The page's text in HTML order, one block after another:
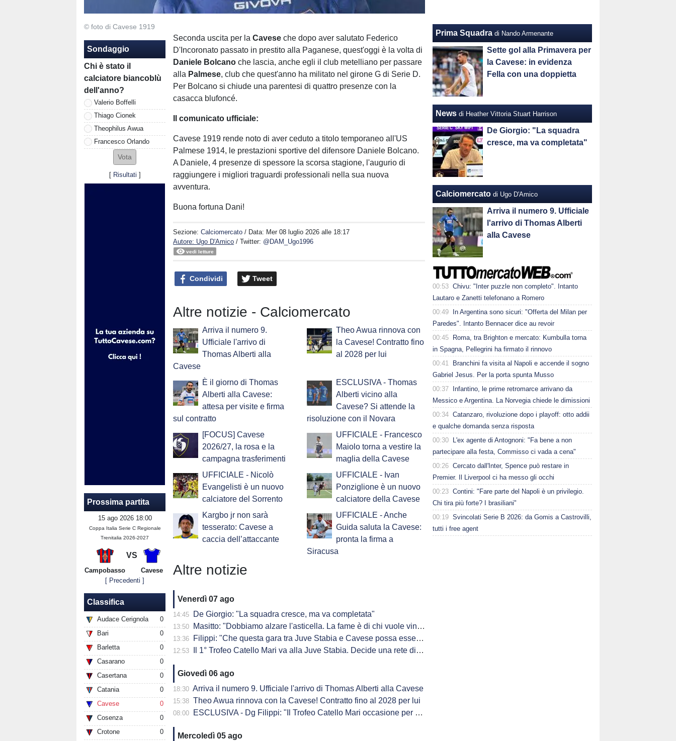
© foto di Cavese 1919
Sondaggio
Chi è stato il
calciatore biancoblù
dell'anno?
Valerio Boffelli
Thiago Cionek
Theophilus Awua
Francesco Orlando
[ Risultati ]
Prossima partita
15 ago 2026 18:00
Coppa Italia Serie C Regionale
Trenitalia 2026-2027
VS
Campobasso
Cavese
[ Precedenti ]
Classifica
Audace Cerignola
0
Bari
0
Barletta
0
Casarano
0
Casertana
0
Catania
0
Cavese
0
Cosenza
0
Crotone
0
Seconda uscita per laCavese che dopo aver salutato Federico
D'Incoronato passato in prestito alla Paganese, quest'oggi è la volta di
Daniele Bolcano che lascia, anche egli il club metelliano per passare
alla Palmese, club che quest'anno ha militato nel girone G di Serie D.
Per Bolcano si chiude una parentesi di quattro presenze con la
casacca blufoncé.
Il comunicato ufficiale:
Cavese 1919 rende noto di aver ceduto a titolo temporaneo all'US
Palmese 1914, le prestazioni sportive del difensore Daniele Bolcano.
A Daniele, 4 presenze di spessore la scorsa stagione, l'augurio di
raggiungere i migliori traguardi professionali nella sua nuova
avventura.
Buona fortuna Dani!
Sezione:Calciomercato / Data: Mer 08 luglio 2026 alle 18:17
Autore: Ugo D'Amico / Twitter: @DAM_Ugo1996
vedi letture
Condividi Tweet
Altre notizie - Calciomercato
Arriva il numero 9.
Ufficiale l'arrivo di
Thomas Alberti alla
Cavese
Theo Awua rinnova con
la Cavese! Contratto fino
al 2028 per lui
È il giorno di Thomas
Alberti alla Cavese:
attesa per visite e firma
sul contratto
ESCLUSIVA - Thomas
Alberti vicino alla
Cavese? Si attende la
risoluzione con il Novara
[FOCUS] Cavese
2026/27, la rosa e la
campagna trasferimenti
UFFICIALE - Francesco
Maiolo torna a vestire la
maglia della Cavese
UFFICIALE - Nicolò
Evangelisti è un nuovo
calciatore del Sorrento
UFFICIALE - Ivan
Ponziglione è un nuovo
calciatore della Cavese
Kargbo jr non sarà
tesserato: Cavese a
caccia dell’attaccante
UFFICIALE - Anche
Guida saluta la Cavese:
pronta la firma a
Siracusa
Altre notizie
Venerdì 07 ago
14:45 De Giorgio: "La squadra cresce, ma va completata"
13:50 Masitto: "Dobbiamo alzare l'asticella. La fame è di chi vuole vincere"
13:36 Filippi: "Che questa gara tra Juve Stabia e Cavese possa essere un spot per il futuro"
12:53 Il 1° Trofeo Catello Mari va alla Juve Stabia. Decide una rete di Sandrucci
Giovedì 06 ago
18:30 Arriva il numero 9. Ufficiale l'arrivo di Thomas Alberti alla Cavese
15:38 Theo Awua rinnova con la Cavese! Contratto fino al 2028 per lui
08:00 ESCLUSIVA - Dg Filippi: "Il Trofeo Catello Mari occasione per unire due popoli nel suo ricordo"
Mercoledì 05 ago
Prima Squadra di Nando Armenante
Sette gol alla Primavera per
la Cavese: in evidenza
Fella con una doppietta
News di Heather Vittoria Stuart Harrison
De Giorgio: "La squadra
cresce, ma va completata"
Calciomercato di Ugo D'Amico
Arriva il numero 9. Ufficiale
l'arrivo di Thomas Alberti
alla Cavese
00:53 Chivu: "Inter puzzle non completo". Intanto
Lautaro e Zanetti telefonano a Romero
00:49
In Argentina sono sicuri: "Offerta del Milan per
Paredes". Intanto Bennacer dice au revoir
00:45
Roma, tra Brighton e mercato: Kumbulla torna
in Spagna, Pellegrini ha firmato il rinnovo
00:41
Branchini fa visita al Napoli e accende il sogno
Gabriel Jesus. Per la porta spunta Musso
00:37
Infantino, le prime retromarce arrivano da
Messico e Argentina. La Norvegia chiede le dimissioni
00:34 Catanzaro, rivoluzione dopo i playoff: otto addii
e qualche domanda senza risposta
00:30
L'ex agente di Antognoni: "Fa bene a non
partecipare alla festa, Commisso ci vada a cena"
00:26 Cercato dall'Inter, Spence può restare in
Premier. Il Liverpool ci ha messo gli occhi
00:23 Contini: "Fare parte del Napoli è un privilegio.
Chi tira più forte? I brasiliani"
00:19 Svincolati Serie B 2026: da Gomis a Castrovilli,
tutti i free agent